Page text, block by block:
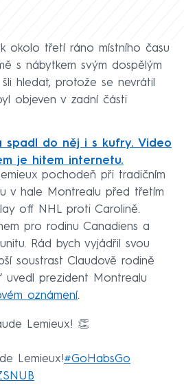
okolo třetí ráno místního času
s nábytkem svým dospělým
hledat, protože se nevrátil
objeven v zadní části
spadl do něj i s kufry. Video
je hitem internetu.
pochodeň při tradičním
v hale Montrealu před třetím
off NHL proti Carolině.
pro rodinu Canadiens a
Rád bych vyjádřil svou
soustrast Claudově rodině
uvedl prezident Montrealu
oznámení.
Lemieux! 👏
Lemieux!#GoHabsGo